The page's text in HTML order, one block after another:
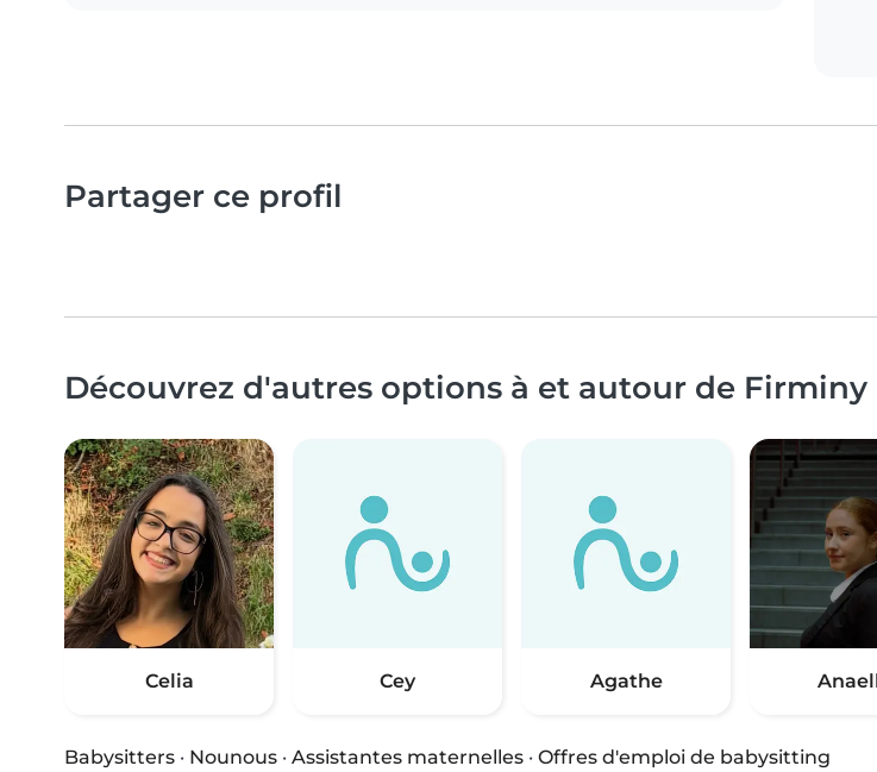
Partager ce profil
Découvrez d'autres options à et autour de Firminy
Celia Cey Agathe
Babysitters · Nounous · Assistantes maternelles · Offres d'emploi de babysitting